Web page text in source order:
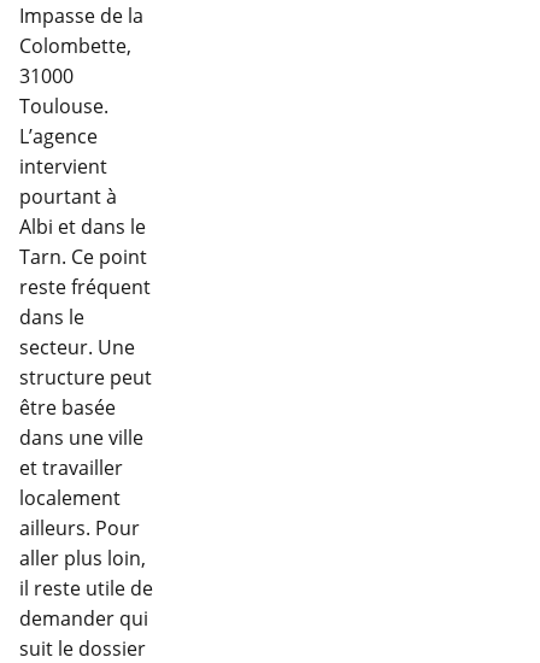
Impasse de la
Colombette,
31000
Toulouse.
L’agence
intervient
pourtant à
Albi et dans le
Tarn. Ce point
reste fréquent
dans le
secteur. Une
structure peut
être basée
dans une ville
et travailler
localement
ailleurs. Pour
aller plus loin,
il reste utile de
demander qui
suit le dossier